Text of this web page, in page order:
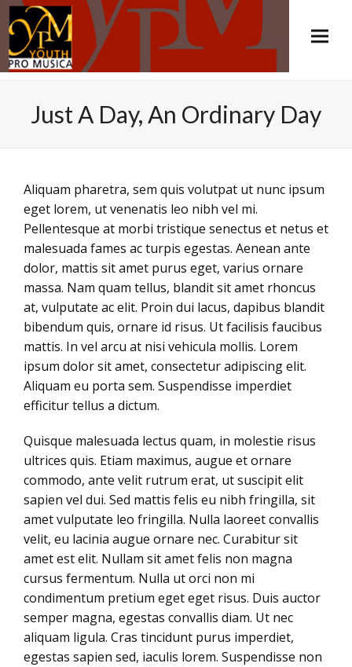
Just A Day, An Ordinary Day
Aliquam pharetra, sem quis volutpat ut nunc ipsum
eget lorem, ut venenatis leo nibh vel mi.
Pellentesque at morbi tristique senectus et netus et
malesuada fames ac turpis egestas. Aenean ante
dolor, mattis sit amet purus eget, varius ornare
massa. Nam quam tellus, blandit sit amet rhoncus
at, vulputate ac elit. Proin dui lacus, dapibus blandit
bibendum quis, ornare id risus. Ut facilisis faucibus
mattis. In vel arcu at nisi vehicula mollis. Lorem
ipsum dolor sit amet, consectetur adipiscing elit.
Aliquam eu porta sem. Suspendisse imperdiet
efficitur tellus a dictum.
Quisque malesuada lectus quam, in molestie risus
ultrices quis. Etiam maximus, augue et ornare
commodo, ante velit rutrum erat, ut suscipit elit
sapien vel dui. Sed mattis felis eu nibh fringilla, sit
amet vulputate leo fringilla. Nulla laoreet convallis
velit, eu lacinia augue ornare nec. Curabitur sit
amet est elit. Nullam sit amet felis non magna
cursus fermentum. Nulla ut orci non mi
condimentum pretium eget eget risus. Duis auctor
semper magna, egestas convallis diam. Ut nec
aliquam ligula. Cras tincidunt purus imperdiet,
egestas sapien sed, iaculis lorem. Suspendisse non